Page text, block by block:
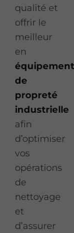
qualité et
offrir le
meilleur
en
de
propreté
industrielle
afin
d’optimiser
vos
opérations
de
nettoyage
et
d’assurer